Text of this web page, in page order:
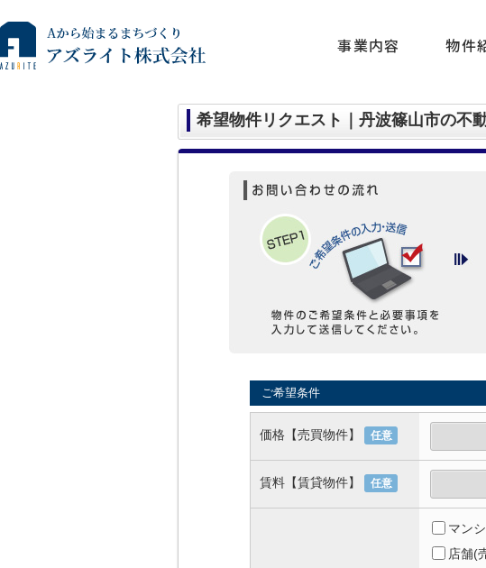
事業内容 物件
希望物件リクエスト｜丹波篠山市の不
ご希望条件
価格【売買物件】 任意
賃料【賃貸物件】 任意
マン
店舗(